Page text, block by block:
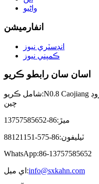
واڻيو
انفارميشن
انڊسٽري نيوز
ڪمپني نيوز
اسان سان رابطو ڪريو
شامل ڪريو:N0.8 Caojiang روڊ، Shaoxing شهر، Zhejiang صوبي،
چين
ميڙ:86-13757585652
ٽيليفون:86-575-88121151
WhatsApp:86-13757585652
اي ميل:info@sxkahn.com